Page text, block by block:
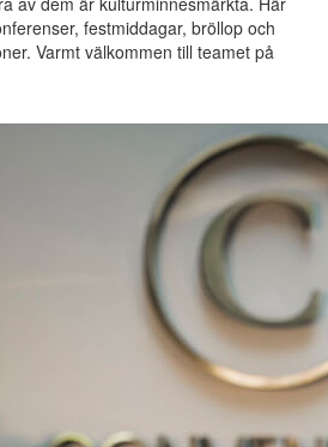
festmiddagar, bröllop och
Varmt välkommen till teamet på